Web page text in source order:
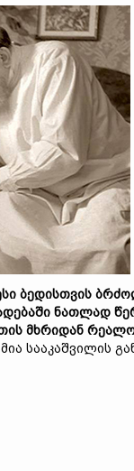
ბედისთვის
ნათლად
მხრიდან
სააკაშვილის